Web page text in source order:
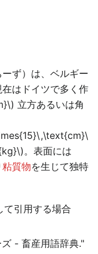
ず）は、ベルギー
はドイツで多く作
立方あるいは角
。表面には
粘質物を生じて独特
て引用する場合
- 畜産用語辞典."